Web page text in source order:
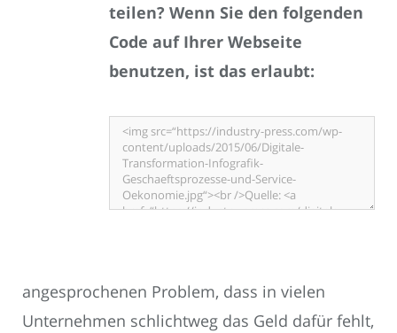
teilen? Wenn Sie den folgenden
Code auf Ihrer Webseite
benutzen, ist das erlaubt:
angesprochenen Problem, dass in vielen
Unternehmen schlichtweg das Geld dafür fehlt,